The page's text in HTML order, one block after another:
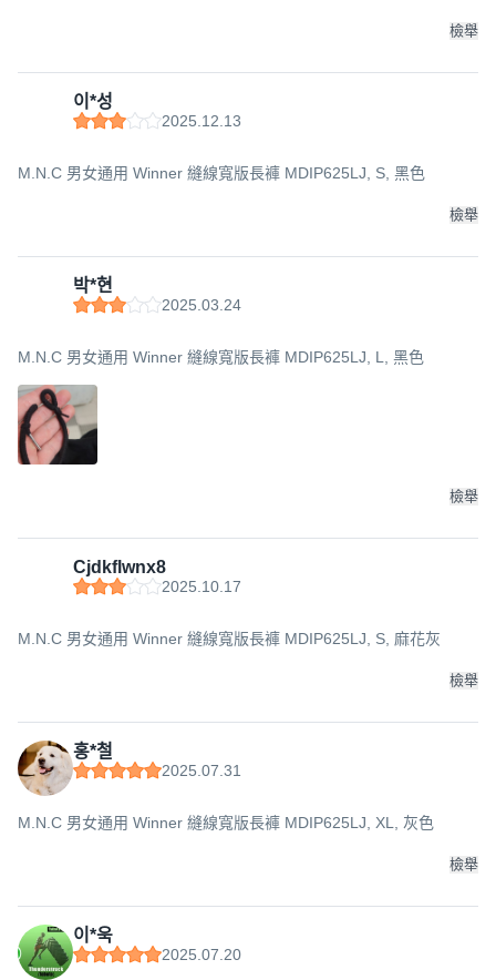
檢舉
이*성
2025.12.13
M.N.C 男女通用 Winner 縫線寬版長褲 MDIP625LJ, S, 黑色
檢舉
박*현
2025.03.24
M.N.C 男女通用 Winner 縫線寬版長褲 MDIP625LJ, L, 黑色
檢舉
Cjdkflwnx8
2025.10.17
M.N.C 男女通用 Winner 縫線寬版長褲 MDIP625LJ, S, 麻花灰
檢舉
홍*철
2025.07.31
M.N.C 男女通用 Winner 縫線寬版長褲 MDIP625LJ, XL, 灰色
檢舉
이*욱
2025.07.20